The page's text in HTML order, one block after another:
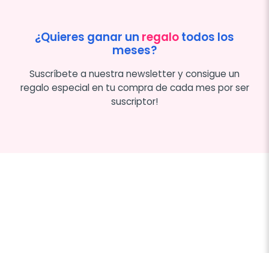
¿Quieres ganar un regalotodos los
meses?
Suscríbete a nuestra newsletter y consigue un
regalo especial en tu compra de cada mes por ser
suscriptor!